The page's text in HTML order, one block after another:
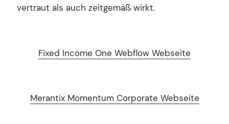
vertraut als auch zeitgemäß wirkt.
Fixed Income One Webflow Webseite
Merantix Momentum Corporate Webseite